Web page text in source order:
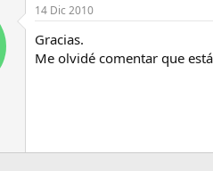
14 Dic 2010
Gracias.
Me olvidé comentar que